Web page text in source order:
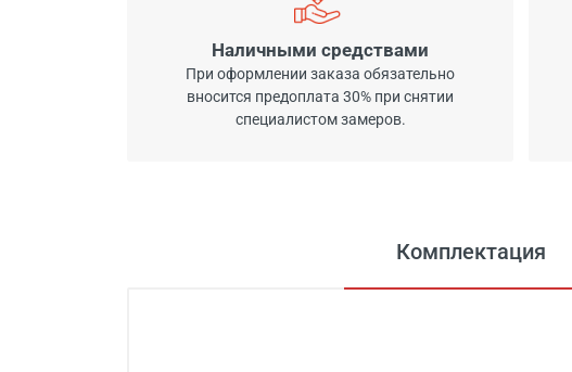
Наличными средствами
При оформлении заказа обязательно
вносится предоплата 30% при снятии
специалистом замеров.
Комплектация